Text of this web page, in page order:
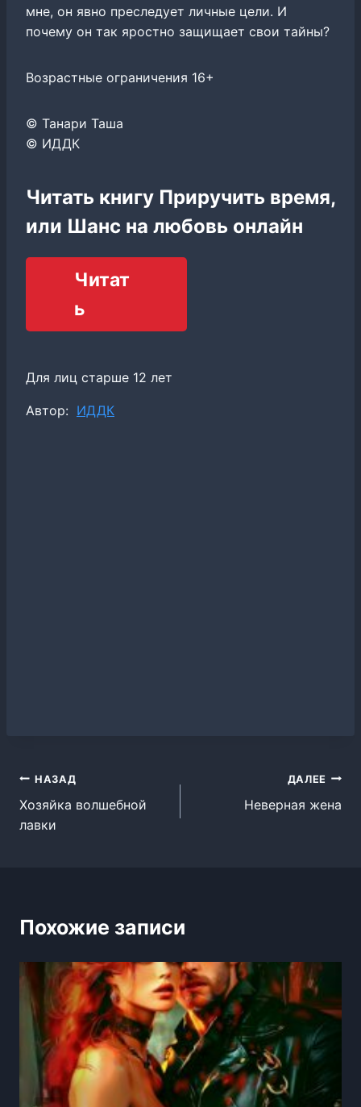
мне, он явно преследует личные цели. И
почему он так яростно защищает свои тайны?
Возрастные ограничения 16+
© Танари Таша
© ИДДК
Читать книгу Приручить время,
или Шанс на любовь онлайн
Читат
ь
Для лиц старше 12 лет
Метки
Автор: ИДДК
Навигация
по
НАЗАД
Хозяйка волшебной
лавки
ДАЛЕЕ
Неверная жена
Похожие записи